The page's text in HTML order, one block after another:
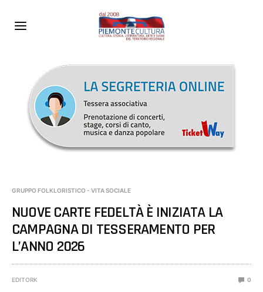
GRUPPO FOLKLORISTICO - VITA SOCIALE
NUOVE CARTE FEDELTÀ È INIZIATA LA
CAMPAGNA DI TESSERAMENTO PER
L’ANNO 2026
EDITORK 0